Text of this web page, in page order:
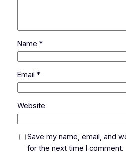
Name *
Email *
Website
Save my name, email, and
for the next time I comment.